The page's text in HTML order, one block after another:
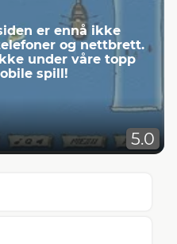
er ennå ikke
og nettbrett.
under våre topp
spill!
5.0